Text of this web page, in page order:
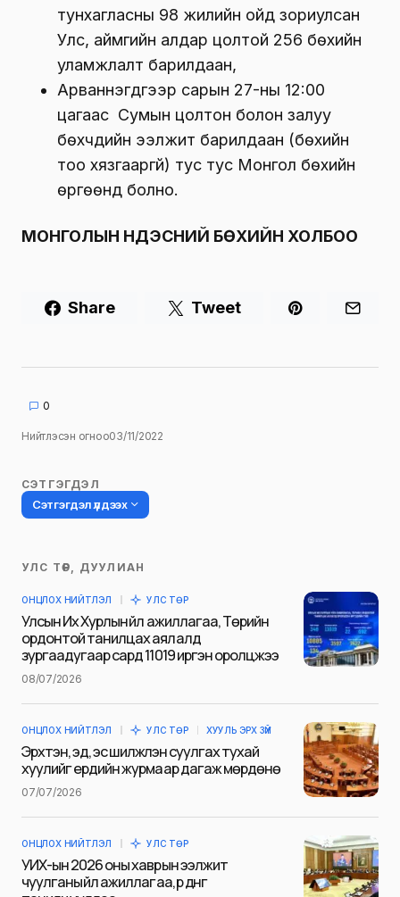
тунхагласны 98 жилийн ойд зориулсан
Улс, аймгийн алдар цолтой 256 бөхийн
уламжлалт барилдаан,
Арваннэгдүгээр сарын 27-ны 12:00
цагаас Сумын цолтон болон залуу
бөхчүүдийн ээлжит барилдаан (бөхийн
тоо хязгааргүй) тус тус Монгол бөхийн
өргөөнд болно.
МОНГОЛЫН ҮНДЭСНИЙ БӨХИЙН ХОЛБОО
Share Tweet
0
Нийтлэсэн огноо03/11/2022
СЭТГЭГДЭЛ
Сэтгэгдэл үлдээх
Таны имэйл хаягийг нийтлэхгүй.
тэмдэглэсэн
Сэтгэгдэл*
Name
УЛС ТӨР, ДУУЛИАН
ОНЦЛОХ НИЙТЛЭЛ УЛС ТӨР
Улсын Их Хурлын үйл ажиллагаа, Төрийн
ордонтой танилцах аялалд
зургаадугаар сард 11019 иргэн оролцжээ
08/07/2026
ОНЦЛОХ НИЙТЛЭЛ УЛС ТӨР ХУУЛЬ ЭРХ ЗҮЙ
Эрхтэн, эд, эс шилжүүлэн суулгах тухай
хуулийг ердийн журмаар дагаж мөрдөнө
07/07/2026
ОНЦЛОХ НИЙТЛЭЛ УЛС ТӨР
УИХ-ын 2026 оны хаврын ээлжит
чуулганы үйл ажиллагаа, үр дүнг